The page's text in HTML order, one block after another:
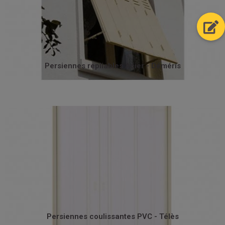
Persiennes repliables Acier - Déméris
Persiennes repliables Acier - Déméris
Persienne repliable en acier composée de panneaux
pleins d’épaisseur 10/10ème. C’est la persienne idéale
pour mener à bien une rénovation.
Persiennes coulissantes PVC - Télès